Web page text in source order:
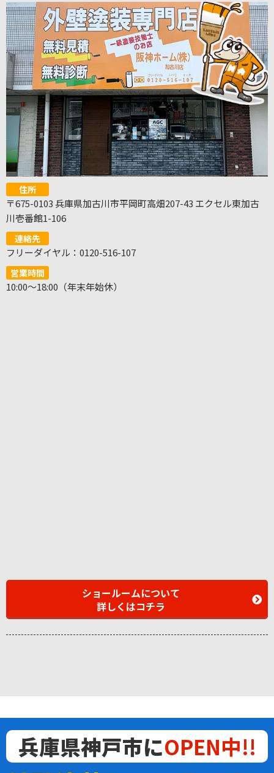
住所
〒675-0103 兵庫県加古川市平岡町高畑207-43 エクセル東加古
川壱番館1-106
連絡先
フリーダイヤル：0120-516-107
営業時間
10:00～18:00（年末年始休）
ショールームについて
詳しくはコチラ
兵庫県神戸市にOPEN中!!